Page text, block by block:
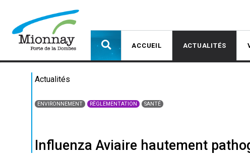
ACCUEIL ACTUALITÉS
Actualités
ENVIRONNEMENT RÈGLEMENTATION SANTÉ
Influenza Aviaire hautement